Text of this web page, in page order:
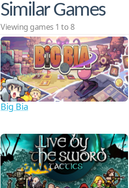
Similar Games
Viewing games 1 to 8
Big Bia